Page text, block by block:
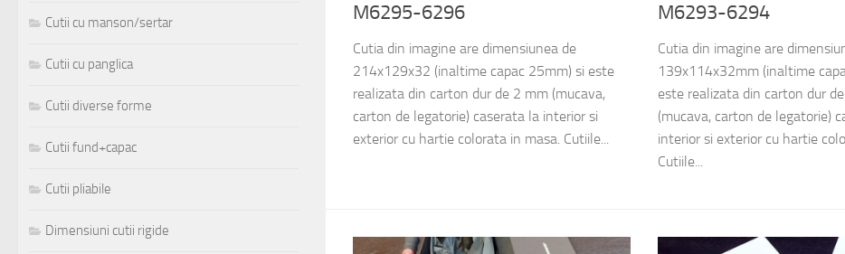
M6295-6296
Cutia din imagine are dimensiunea de
214x129x32 (inaltime capac 25mm) si este
realizata din carton dur de 2 mm (mucava,
carton de legatorie) caserata la interior si
exterior cu hartie colorata in masa. Cutiile...
M6293-6294
Cutia din imagine are
139x114x32mm (inaltime
este realizata din carton dur
(mucava, carton de legatorie)
interior si exterior cu hartie
Cutiile...
Cutii cu manson/sertar
Cutii cu panglica
Cutii diverse forme
Cutii fund+capac
Cutii pliabile
Dimensiuni cutii rigide